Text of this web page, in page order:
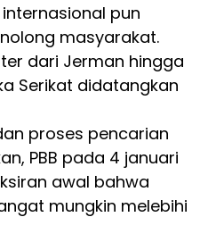
pun
masyarakat.
dari Jerman hingga
Serikat didatangkan
proses pencarian
PBB pada 4 januari
awal bahwa
mungkin melebihi